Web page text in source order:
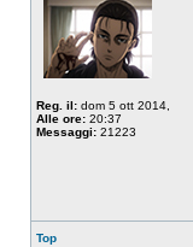
Reg. il: dom 5 ott 2014,
Alle ore: 20:37
Messaggi: 21223
Top